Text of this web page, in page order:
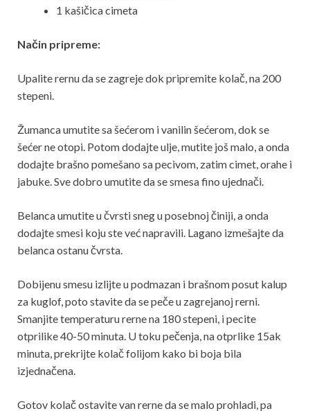
1 kašičica cimeta
Način pripreme:
Upalite rernu da se zagreje dok pripremite kolač, na 200
stepeni.
Žumanca umutite sa šećerom i vanilin šećerom, dok se
šećer ne otopi. Potom dodajte ulje, mutite još malo, a onda
dodajte brašno pomešano sa pecivom, zatim cimet, orahe i
jabuke. Sve dobro umutite da se smesa fino ujednači.
Belanca umutite u čvrsti sneg u posebnoj činiji, a onda
dodajte smesi koju ste već napravili. Lagano izmešajte da
belanca ostanu čvrsta.
Dobijenu smesu izlijte u podmazan i brašnom posut kalup
za kuglof, poto stavite da se peče u zagrejanoj rerni.
Smanjite temperaturu rerne na 180 stepeni, i pecite
otprilike 40-50 minuta. U toku pečenja, na otprlike 15ak
minuta, prekrijte kolač folijom kako bi boja bila
izjednačena.
Gotov kolač ostavite van rerne da se malo prohladi, pa